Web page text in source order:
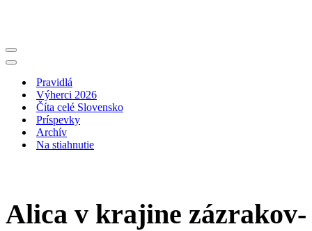
Menu
navigácie
Menu
navigáciePravidlá
Výherci 2026
Číta celé Slovensko
Príspevky
Archív
Na stiahnutie
Alica v krajine zázrakov-